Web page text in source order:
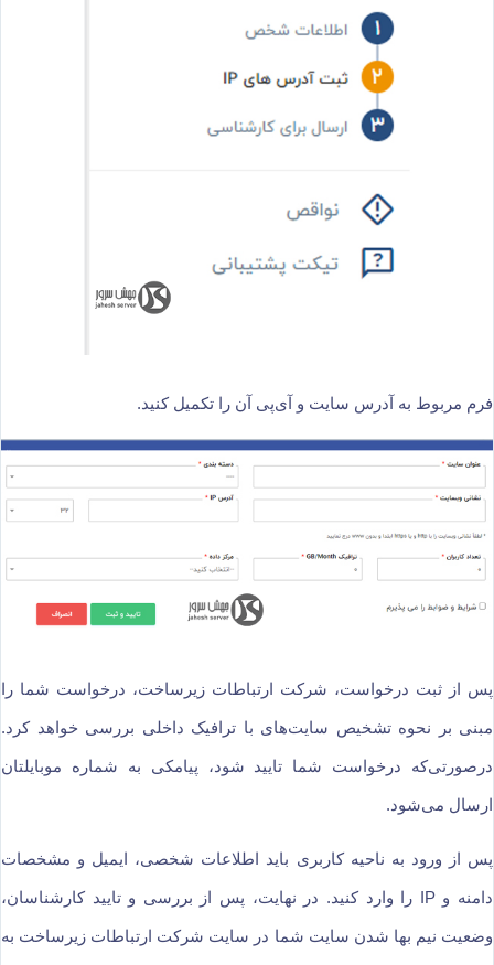
فرم مربوط به آدرس سایت و آی‌پی آن را تکمیل کنید.
پس از ثبت درخواست، شرکت ارتباطات زیرساخت، درخواست شما را
مبنی بر نحوه تشخیص سایت‌های با ترافیک داخلی بررسی خواهد کرد.
درصورتی‌که درخواست شما تایید شود، پیامکی به شماره موبایلتان
ارسال می‌شود.
پس از ورود به ناحیه کاربری باید اطلاعات شخصی، ایمیل و مشخصات
دامنه و IP را وارد کنید. در نهایت، پس از بررسی و تایید کارشناسان،
وضعیت نیم بها شدن سایت شما در سایت شرکت ارتباطات زیرساخت به